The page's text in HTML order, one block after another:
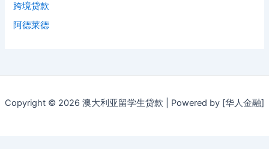
跨境贷款
阿德莱德
Copyright © 2026 澳大利亚留学生贷款 | Powered by [华人金融]